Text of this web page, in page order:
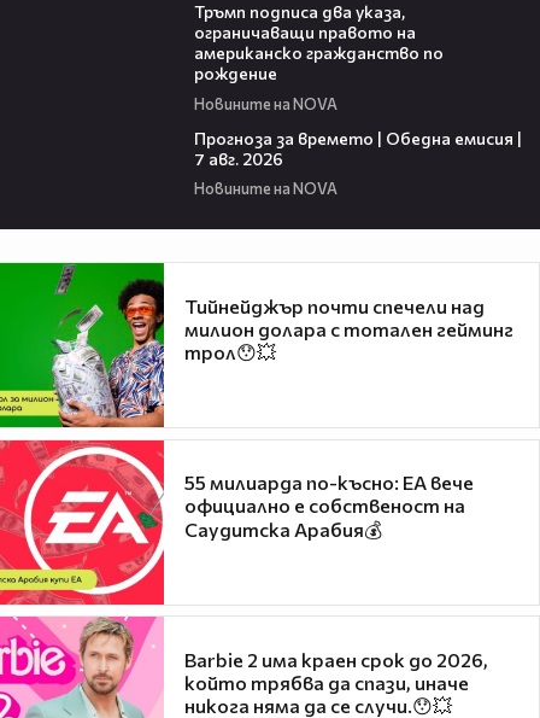
Тръмп подписа два указа,
ограничаващи правото на
американско гражданство по
рождение
Новините на NOVA
Прогноза за времето | Обедна емисия |
7 авг. 2026
Новините на NOVA
Тийнейджър почти спечели над
милион долара с тотален гейминг
трол😯💥
55 милиарда по-късно: EA вече
официално е собственост на
Саудитска Арабия💰
Barbie 2 има краен срок до 2026,
който трябва да спази, иначе
никога няма да се случи.😯💥